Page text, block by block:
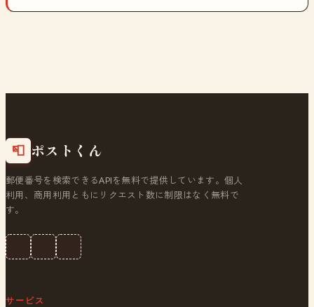
📮 ポストくん
郵便番号を検索できるAPIを無料で提供しています。個人
利用、商用利用ともにリクエスト数に制限はなく無料で
す。
サービス